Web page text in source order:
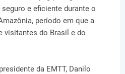
e eficiente durante o
período em que a
visitantes do Brasil e do
da EMTT, Danilo